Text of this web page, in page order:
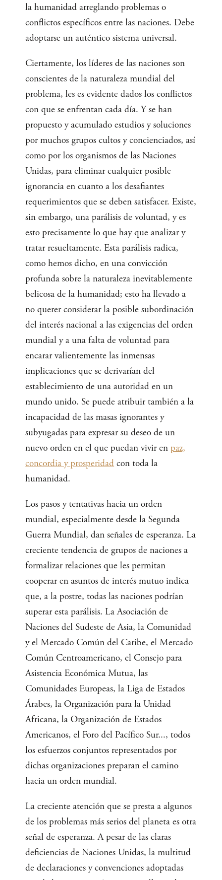
la humanidad arreglando problemas o
conflictos específicos entre las naciones. Debe
adoptarse un auténtico sistema universal.
Ciertamente, los líderes de las naciones son
conscientes de la naturaleza mundial del
problema, les es evidente dados los conflictos
con que se enfrentan cada día. Y se han
propuesto y acumulado estudios y soluciones
por muchos grupos cultos y concienciados, así
como por los organismos de las Naciones
Unidas, para eliminar cualquier posible
ignorancia en cuanto a los desafiantes
requerimientos que se deben satisfacer. Existe,
sin embargo, una parálisis de voluntad, y es
esto precisamente lo que hay que analizar y
tratar resueltamente. Esta parálisis radica,
como hemos dicho, en una convicción
profunda sobre la naturaleza inevitablemente
belicosa de la humanidad; esto ha llevado a
no querer considerar la posible subordinación
del interés nacional a las exigencias del orden
mundial y a una falta de voluntad para
encarar valientemente las inmensas
implicaciones que se derivarían del
establecimiento de una autoridad en un
mundo unido. Se puede atribuir también a la
incapacidad de las masas ignorantes y
subyugadas para expresar su deseo de un
nuevo orden en el que puedan vivir en paz,
concordia y prosperidad con toda la
humanidad.
Los pasos y tentativas hacia un orden
mundial, especialmente desde la Segunda
Guerra Mundial, dan señales de esperanza. La
creciente tendencia de grupos de naciones a
formalizar relaciones que les permitan
cooperar en asuntos de interés mutuo indica
que, a la postre, todas las naciones podrían
superar esta parálisis. La Asociación de
Naciones del Sudeste de Asia, la Comunidad
y el Mercado Común del Caribe, el Mercado
Común Centroamericano, el Consejo para
Asistencia Económica Mutua, las
Comunidades Europeas, la Liga de Estados
Árabes, la Organización para la Unidad
Africana, la Organización de Estados
Americanos, el Foro del Pacífico Sur..., todos
los esfuerzos conjuntos representados por
dichas organizaciones preparan el camino
hacia un orden mundial.
La creciente atención que se presta a algunos
de los problemas más serios del planeta es otra
señal de esperanza. A pesar de las claras
deficiencias de Naciones Unidas, la multitud
de declaraciones y convenciones adoptadas